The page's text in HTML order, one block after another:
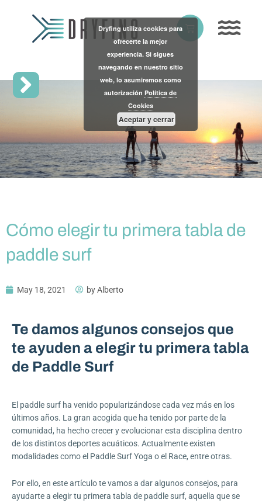
Basket
Cómo elegir tu primera tabla de
paddle surf
May 18, 2021 byAlberto
Te damos algunos consejos que
te ayuden a elegir tu primera tabla
de Paddle Surf
El paddle surf ha venido popularizándose cada vez más en los
últimos años. La gran acogida que ha tenido por parte de la
comunidad, ha hecho crecer y evolucionar esta disciplina dentro
de los distintos deportes acuáticos. Actualmente existen
modalidades como el Paddle Surf Yoga o el Race, entre otras.
Por ello, en este artículo te vamos a dar algunos consejos, para
ayudarte a elegir tu primera tabla de paddle surf, aquella que se
Dryfing utiliza cookies para
ofrecerte la mejor
experiencia. Si sigues
navegando en nuestro sitio
web, lo asumiremos como
autorización Política de
Cookies
Aceptar y cerrar